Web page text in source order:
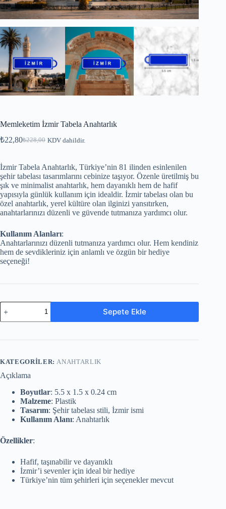
Memleketim İzmir Tabela Anahtarlık
₺228,00
₺22,80 KDV dahildir.
İzmir Tabela Anahtarlık, Türkiye’nin 81 ilinden esinlenilen
şehir tabelası tasarımlarını cebinize taşıyor. Özenle üretilmiş bu
şık ve minimalist anahtarlık, hem dayanıklı hem de hafif
yapısıyla günlük kullanım için idealdir. İzmir tabelası olan bu
özel anahtarlık, yerel kültüre olan ilginizi yansıtırken,
anahtarlarınızı düzenli ve güvende tutmanıza yardımcı olur.
Kullanım Alanları:
Anahtarlarınızı düzenli tutmanıza yardımcı olur. Hem kendiniz
hem de sevdikleriniz için anlamlı ve özgün bir hediye
seçeneği!
Sepete Ekle
KATEGORILER: ANAHTARLIK
Açıklama
Boyutlar: 5.5 x 1.5 x 0.24 cm
Malzeme: Plastik
Tasarım: Şehir tabelası stili, İzmir ismi
Kullanım Alanı: Anahtarlık
Özellikler:
Hafif, taşınabilir ve dayanıklı
İzmir’i sevenler için ideal bir hediye
Türkiye’nin tüm şehirleri için seçenekler mevcut